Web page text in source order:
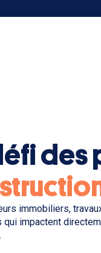
des
immobiliers,
qui impactent